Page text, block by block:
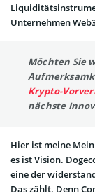
Unternehmen
Möchten Sie
Krypto-
nächste
Hier ist meine
es ist Vision.
eine der
Das zählt. Denn